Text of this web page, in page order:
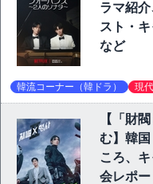
ラマ紹
スト・
など
韓流コーナー（韓ドラ） 現
【「財
む】韓
ころ、
会レポ